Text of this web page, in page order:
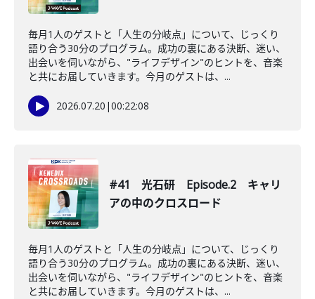
毎月1人のゲストと「人生の分岐点」について、じっくり
語り合う30分のプログラム。成功の裏にある決断、迷い、
出会いを伺いながら、"ライフデザイン"のヒントを、音楽
と共にお届していきます。今月のゲストは、...
2026.07.20 |00:22:08
#41 光石研 Episode.2 キャリ
アの中のクロスロード
毎月1人のゲストと「人生の分岐点」について、じっくり
語り合う30分のプログラム。成功の裏にある決断、迷い、
出会いを伺いながら、"ライフデザイン"のヒントを、音楽
と共にお届していきます。今月のゲストは、...